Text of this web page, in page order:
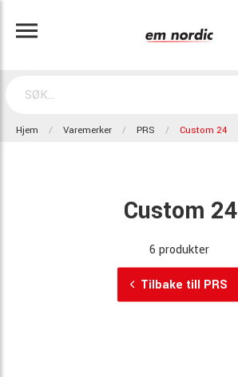
Hjem Varemerker PRS Custom 24
Custom 24
6 produkter
Tilbake till PRS